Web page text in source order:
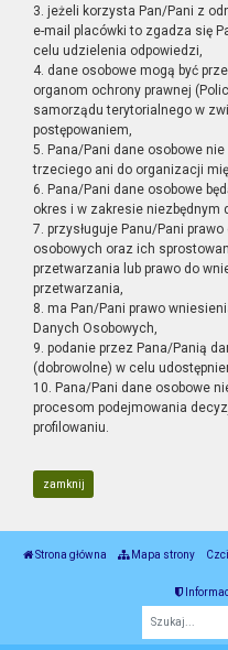
3. jeżeli korzysta Pan/Pani z
e-mail placówki to zgadza się
celu udzielenia odpowiedzi,
4. dane osobowe mogą być
organom ochrony prawnej
samorządu terytorialnego w
postępowaniem,
5. Pana/Pani dane osobowe
trzeciego ani do organizacji
6. Pana/Pani dane osobowe
okres i w zakresie
7. przysługuje Panu/Pani
osobowych oraz ich
przetwarzania lub prawo do
przetwarzania,
8. ma Pan/Pani prawo
Danych Osobowych,
9. podanie przez Pana/Panią
(dobrowolne) w celu
10. Pana/Pani dane osobowe
procesom podejmowania
profilowaniu.
zamknij
Strona główna Mapa strony